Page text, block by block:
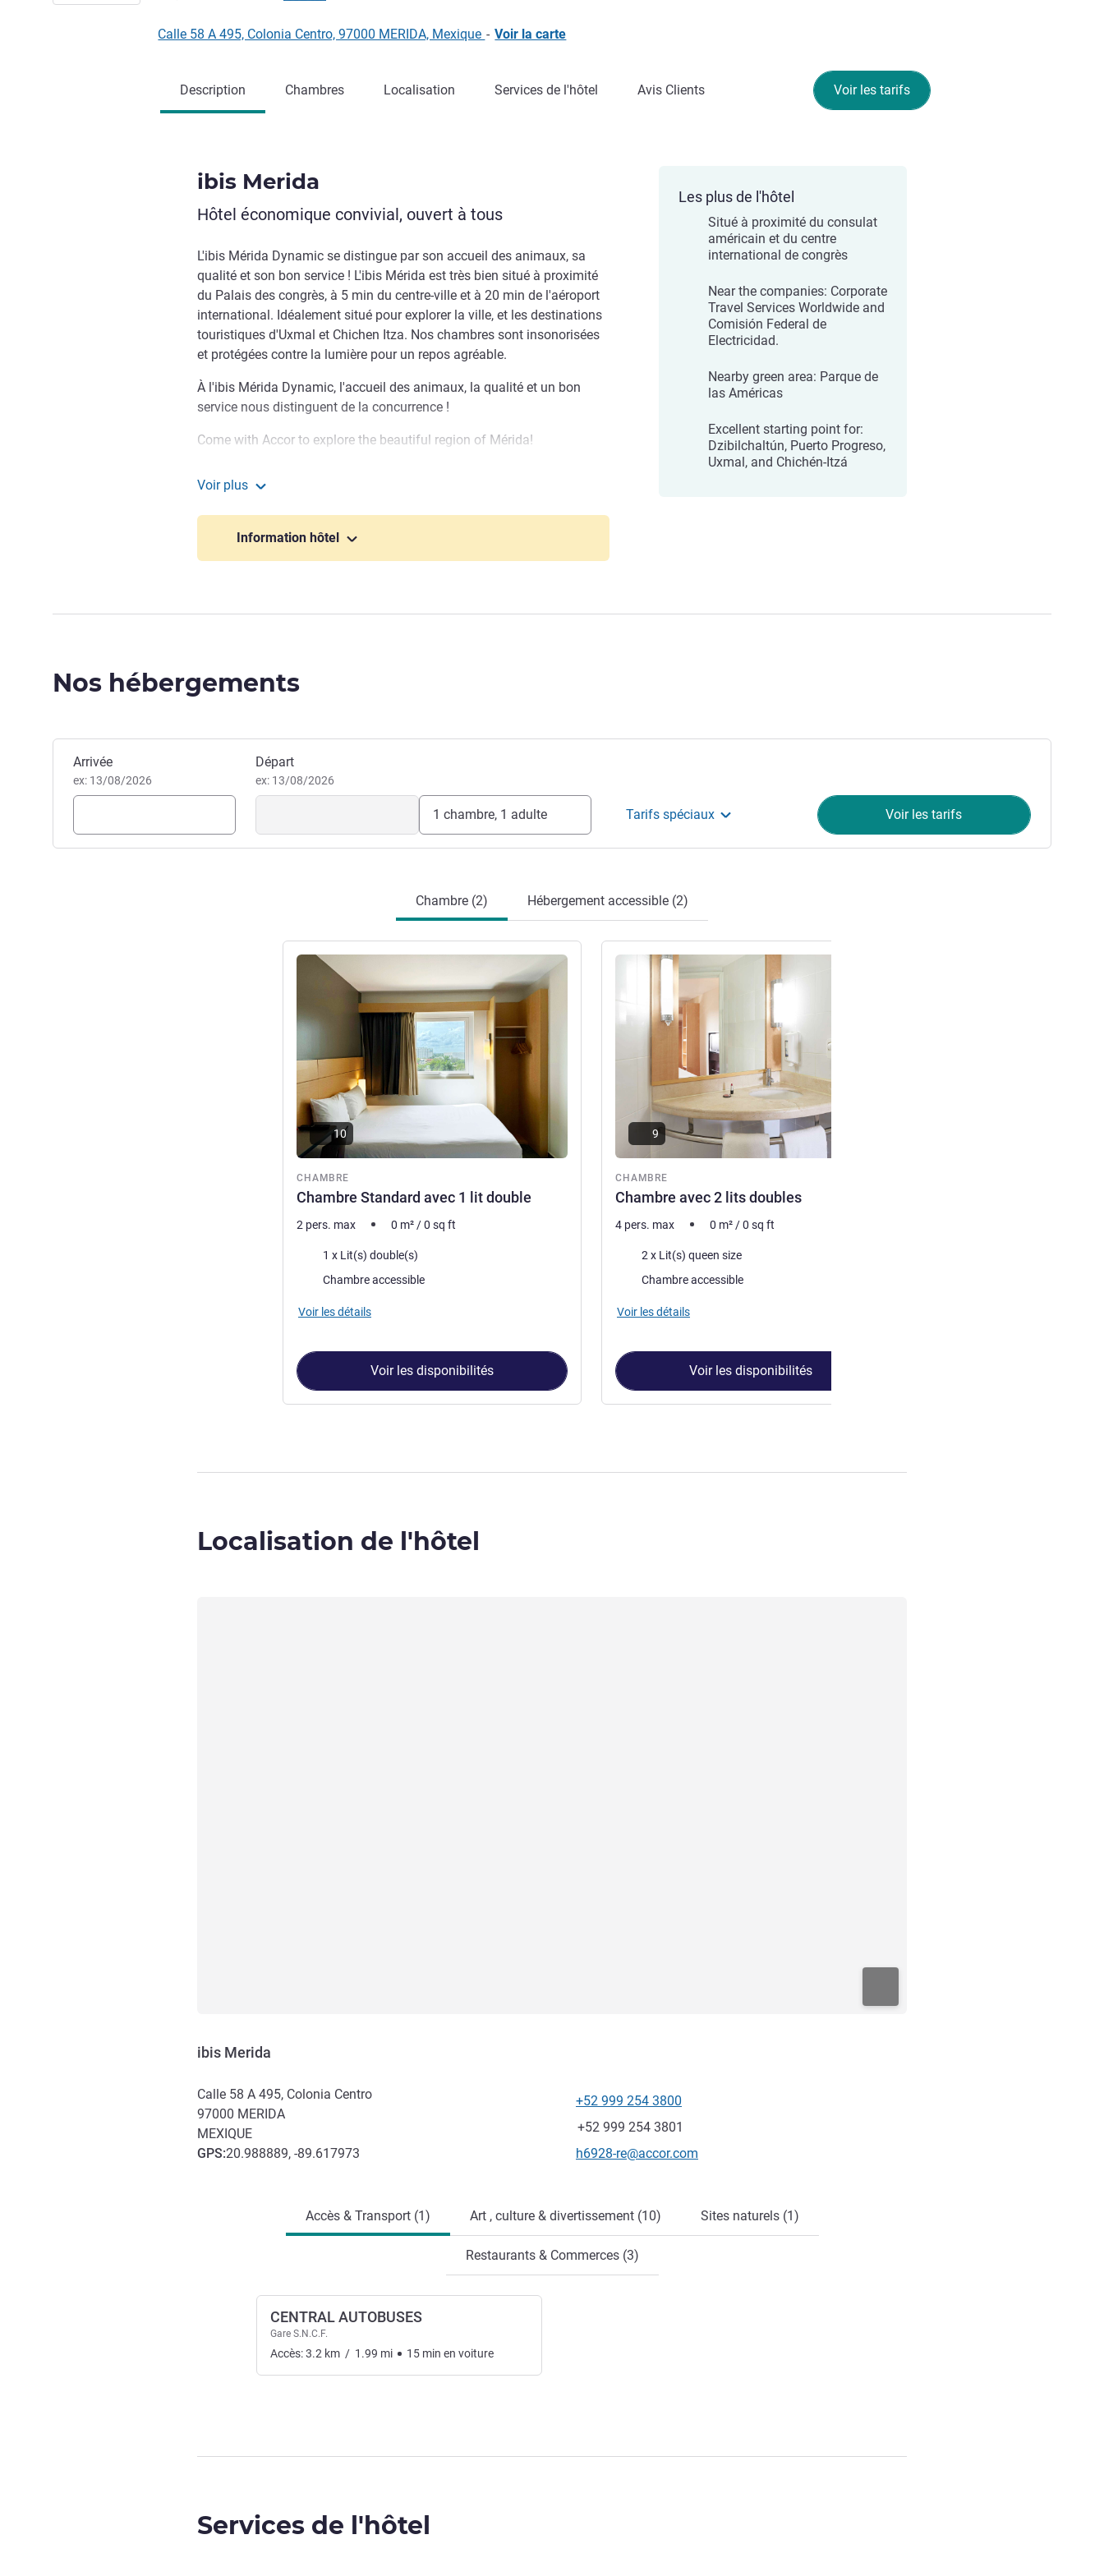
Calle 58 A 495, Colonia Centro, 97000 MERIDA, Mexique - Voir la carte
Voir les tarifs
Description Chambres Localisation Services de l'hôtel Avis Clients
ibis Merida
Hôtel économique convivial, ouvert à tous
L'ibis Mérida Dynamic se distingue par son accueil des animaux, sa
qualité et son bon service ! L'ibis Mérida est très bien situé à proximité
du Palais des congrès, à 5 min du centre-ville et à 20 min de l'aéroport
international. Idéalement situé pour explorer la ville, et les destinations
touristiques d'Uxmal et Chichen Itza. Nos chambres sont insonorisées
et protégées contre la lumière pour un repos agréable.
À l'ibis Mérida Dynamic, l'accueil des animaux, la qualité et un bon
service nous distinguent de la concurrence !
Come with Accor to explore the beautiful region of Mérida!
Il dispose de 120 chambres modernes : 72 avec lits simples, 24 avec
2 lits simples, 18 avec deux lits doubles et 6 pour personnes
handicapées. Chambres insonorisées et climatisées, restaurant, bar
avec service d'en-cas 24 h/24.
Claudia Cruz, Direction de l'hôtel
Voir plus
Information hôtel
Les plus de l'hôtel
Situé à proximité du consulat
américain et du centre
international de congrès
Near the companies: Corporate
Travel Services Worldwide and
Comisión Federal de
Electricidad.
Nearby green area: Parque de
las Américas
Excellent starting point for:
Dzibilchaltún, Puerto Progreso,
Uxmal, and Chichén-Itzá
Nos hébergements
Réserver cet hôtel
Arrivée
ex: 13/08/2026
Départ
ex: 13/08/2026
1 chambre, 1 adulte Tarifs spéciaux Voir les tarifs
Chambre (2) Hébergement accessible (2)
CHAMBRE
Chambre Standard avec 1 lit double
Voir les détails
10
2 pers. max 0 m² /0 sq ft
Literie1 x Lit(s) double(s)
Chambre accessible
Voir les détails
Voir les disponibilités
CHAMBRE
Chambre avec 2 lits doubles
Voir les détails
9
4 pers. max 0 m² /0 sq ft
Literie2 x Lit(s) queen size
Chambre accessible
Voir les détails
Voir les disponibilités
Localisation de l'hôtel
ibis Merida
Calle 58 A 495, Colonia Centro
97000 MERIDA
MEXIQUE
GPS:20.988889, -89.617973
Téléphone
+52 999 254 3800
Fax
+52 999 254 3801
Email de contact
h6928-re@accor.com
Accès & Transport (1) Art , culture & divertissement (10) Sites naturels (1)
Restaurants & Commerces (3)
CENTRAL AUTOBUSES
Gare S.N.C.F.
Accès:3.2 km / 1.99 mi 15 min en voiture
Services de l'hôtel